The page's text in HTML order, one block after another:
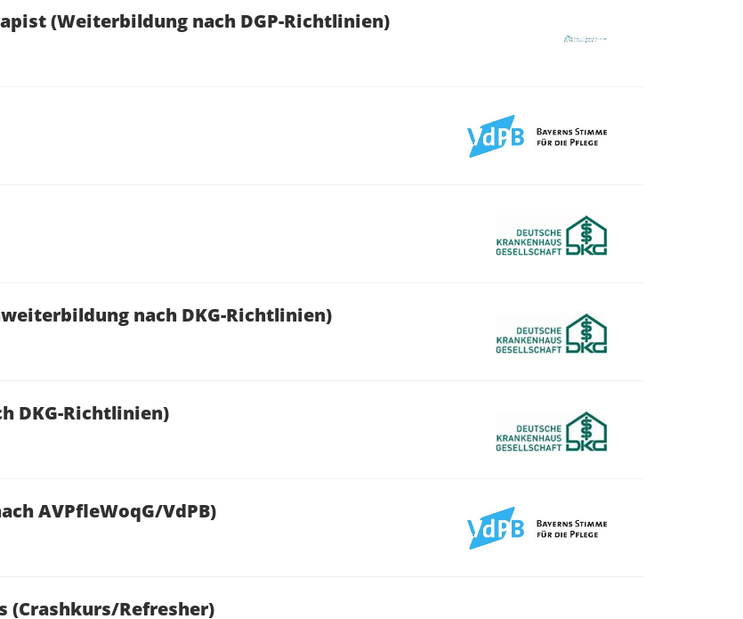
(Weiterbildung nach DGP-Richtlinien)
nach DKG-Richtlinien)
DKG-Richtlinien)
AVPfleWoqG/VdPB)
(Crashkurs/Refresher)